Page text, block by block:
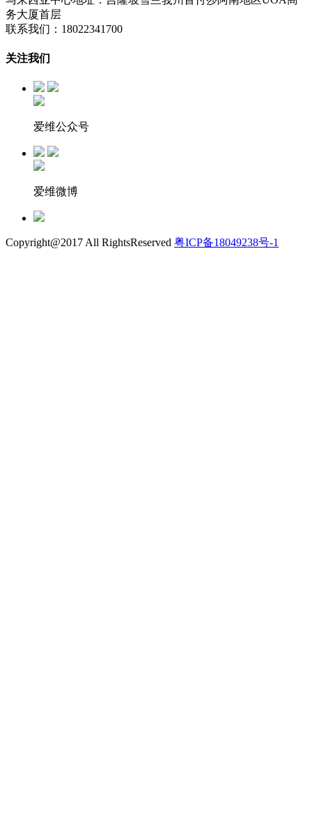
务大厦首层
联系我们：18022341700
关注我们
爱维公众号
爱维微博
Copyright@2017 All RightsReserved 粤ICP备18049238号-1